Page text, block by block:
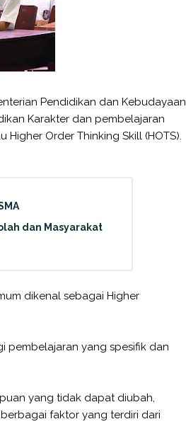
Pendidikan dan Kebudayaan
Karakter dan pembelajaran
Order Thinking Skill (HOTS).
dan Masyarakat
dikenal sebagai Higher
pembelajaran yang spesifik dan
yang tidak dapat diubah,
faktor yang terdiri dari